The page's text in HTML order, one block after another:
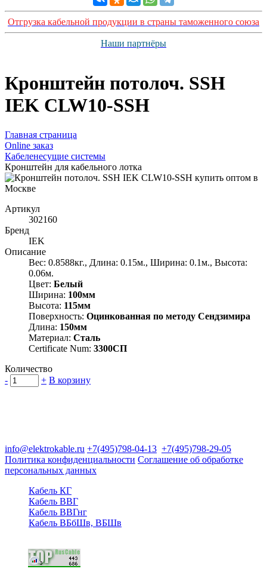
Отгрузка кабельной продукции в страны таможенного союза
Наши партнёры
Кронштейн потолоч. SSH
IEK CLW10-SSH
Главная страница
Оnline заказ
Кабеленесущие системы
Кронштейн для кабельного лотка
Артикул
302160
Бренд
IEK
Описание
Вес: 0.8588кг., Длина: 0.15м., Ширина: 0.1м., Высота:
0.06м.
Цвет: Белый
Ширина: 100мм
Высота: 115мм
Поверхность: Оцинкованная по методу Сендзимира
Длина: 150мм
Материал: Сталь
Certificate Num: 3300СП
Количество
-
+ В корзину
info@elektrokable.ru +7(495)798-04-13 +7(495)798-29-05
Политика конфиденциальности Соглашение об обработке
персональных данных
Кабель КГ
Кабель ВВГ
Кабель ВВГнг
Кабель ВБбШв, ВБШв